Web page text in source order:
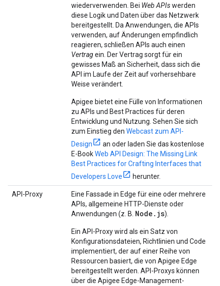
wiederverwenden. Bei Web APIswerden
diese Logik und Daten über das Netzwerk
bereitgestellt. Da Anwendungen, die APIs
verwenden, auf Änderungen empfindlich
reagieren, schließen APIs auch einen
Vertragein. Der Vertrag sorgt für ein
gewisses Maß an Sicherheit, dass sich die
API im Laufe der Zeit auf vorhersehbare
Weise verändert.
Apigee bietet eine Fülle von Informationen
zu APIs und Best Practices für deren
Entwicklung und Nutzung. Sehen Sie sich
zum Einstieg den Webcast zum API-
Design
an oder laden Sie das kostenlose
E-BookWeb API Design: The Missing Link
Best Practices for Crafting Interfaces that
Developers Love
herunter.
API-Proxy
Eine Fassade in Edge für eine oder mehrere
APIs, allgemeine HTTP-Dienste oder
Anwendungen (z. B. Node.js).
Ein API-Proxy wird als ein Satz von
Konfigurationsdateien, Richtlinien und Code
implementiert, der auf einer Reihe von
Ressourcen basiert, die von Apigee Edge
bereitgestellt werden. API-Proxys können
über die Apigee Edge-Management-